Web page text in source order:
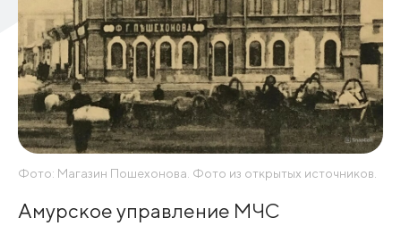
Фото: Магазин Пошехонова. Фото из открытых источников.
Амурское управление МЧС